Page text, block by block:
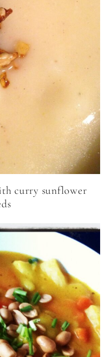
curry sunflower